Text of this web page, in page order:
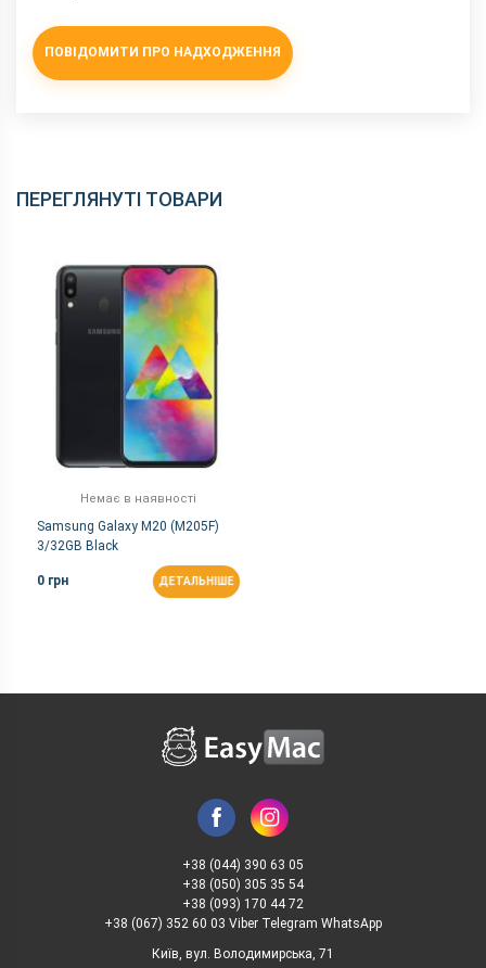
ПОВІДОМИТИ ПРО НАДХОДЖЕННЯ
ПЕРЕГЛЯНУТІ ТОВАРИ
Немає в наявності
Samsung Galaxy M20 (M205F)
3/32GB Black
0 грн ДЕТАЛЬНІШЕ
+38 (044) 390 63 05
+38 (050) 305 35 54
+38 (093) 170 44 72
+38 (067) 352 60 03 Viber Telegram WhatsApp
Київ, вул. Володимирська, 71